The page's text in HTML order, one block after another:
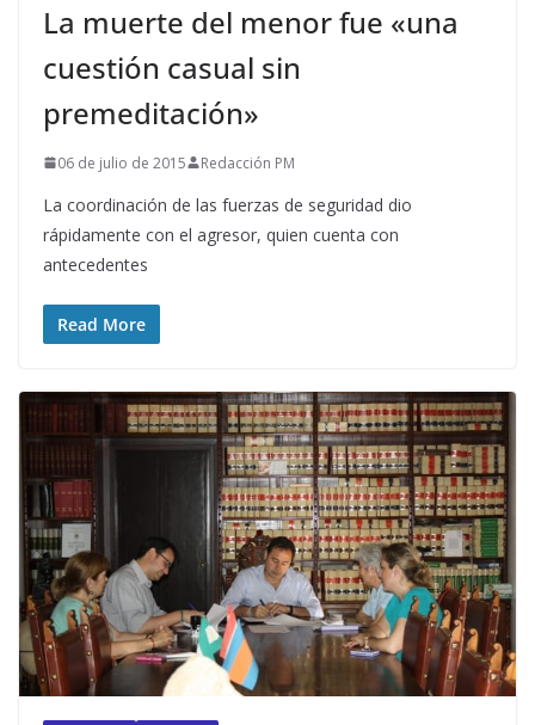
La muerte del menor fue «una
cuestión casual sin
premeditación»
06 de julio de 2015 Redacción PM
La coordinación de las fuerzas de seguridad dio
rápidamente con el agresor, quien cuenta con
antecedentes
Read More